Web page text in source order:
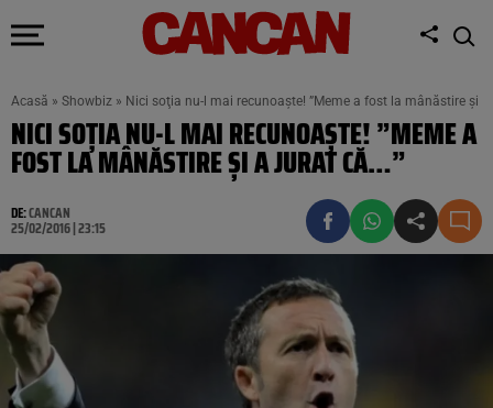
Acasă » Showbiz » Nici soţia nu-l mai recunoaşte! ”Meme a fost la mânăstire şi a
NICI SOŢIA NU-L MAI RECUNOAŞTE! ”MEME A
FOST LA MÂNĂSTIRE ŞI A JURAT CĂ…”
DE:CANCAN
25/02/2016 | 23:15